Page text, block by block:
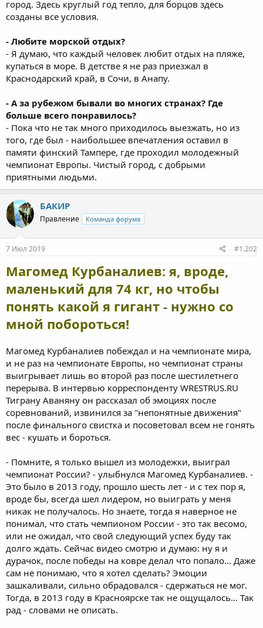
город. Здесь круглый год тепло, для борцов здесь
созданы все условия.
- Любите морской отдых?
- Я думаю, что каждый человек любит отдых на пляже,
купаться в море. В детстве я не раз приезжал в
Краснодарский край, в Сочи, в Анапу.
- А за рубежом бывали во многих странах? Где
больше всего понравилось?
- Пока что не так много приходилось выезжать, но из
того, где был - наибольшее впечатления оставил в
памяти финский Тампере, где проходил молодежный
чемпионат Европы. Чистый город, с добрыми
приятными людьми.
БАКИР
Правление Команда форума
7 Июл 2019 #1.202
Магомед Курбаналиев: я, вроде,
маленький для 74 кг, но чтобы
понять какой я гигант - нужно со
мной побороться!
Магомед Курбаналиев побеждал и на чемпионате мира,
и не раз на чемпионате Европы, но чемпионат страны
выигрывает лишь во второй раз после шестилетнего
перерыва. В интервью корреспонденту WRESTRUS.RU
Тиграну Аваняну он рассказал об эмоциях после
соревнований, извинился за "непонятные движения"
после финального свистка и посоветовал всем не гонять
вес - кушать и бороться.
- Помните, я только вышел из молодежки, выиграл
чемпионат России? - улыбнулся Магомед Курбаналиев. -
Это было в 2013 году, прошло шесть лет - и с тех пор я,
вроде бы, всегда шел лидером, но выиграть у меня
никак не получалось. Но знаете, тогда я наверное не
понимал, что стать чемпионом России - это так весомо,
или не ожидал, что свой следующий успех буду так
долго ждать. Сейчас видео смотрю и думаю: ну я и
дурачок, после победы на ковре делал что попало... Даже
сам не понимаю, что я хотел сделать? Эмоции
зашкаливали, сильно обрадовался - сдержаться не мог.
Тогда, в 2013 году в Красноярске так не ощущалось... Так
рад - словами не описать.